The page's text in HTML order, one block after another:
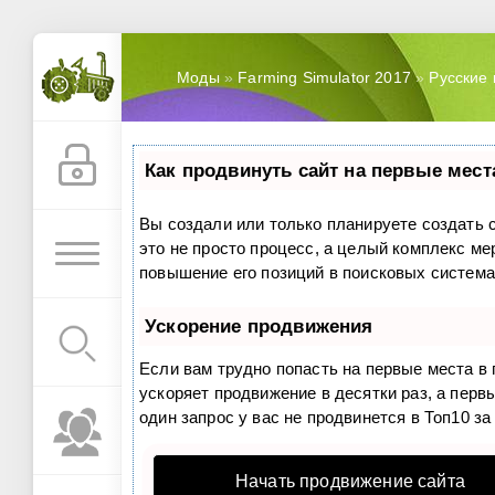
Моды» Farming Simulator 2017»
Как продвинуть сайт на первые
Вы создали или только планируете создать
это не просто процесс, а целый комплекс
повышение его позиций в поисковых
Ускорение продвижения
Если вам трудно попасть на первые места
ускоряет продвижение в десятки раз, а
один запрос у вас не продвинется в Топ10
Начать продвижение сайта